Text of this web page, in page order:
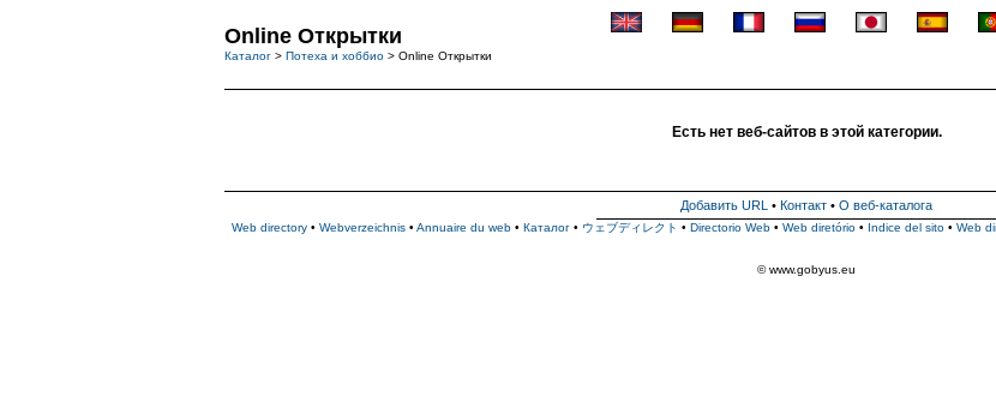
Online Открытки
Каталог > Потеха и хоббио > Online Открытки
Есть нет веб-сайтов в этой категории.
Добавить URL • Контакт • О веб-каталога
Web directory • Webverzeichnis • Annuaire du web • Каталог • ウェブディレクト • Directorio Web • Web diretório • Indice del sito • Web
© www.gobyus.eu